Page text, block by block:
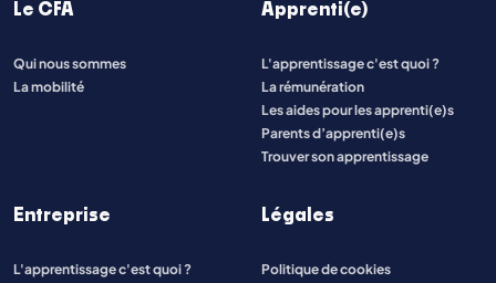
Le CFA
Qui nous sommes
La mobilité
Apprenti(e)
L'apprentissage c'est quoi ?
La rémunération
Les aides pour les apprenti(e)s
Parents d’apprenti(e)s
Trouver son apprentissage
Entreprise
L'apprentissage c'est quoi ?
Légales
Politique de cookies